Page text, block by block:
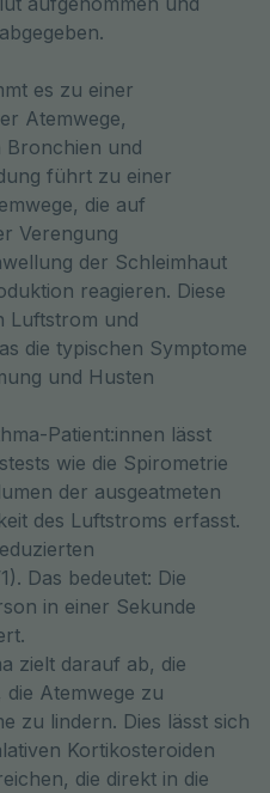
es zu einer
Atemwege,
Bronchien und
führt zu einer
die auf
Verengung
der Schleimhaut
reagieren. Diese
Luftstrom und
die typischen Symptome
und Husten
Patient:innen lässt
wie die Spirometrie
der ausgeatmeten
des Luftstroms erfasst.
Das bedeutet: Die
in einer Sekunde
zielt darauf ab, die
Atemwege zu
zu lindern. Dies lässt sich
Kortikosteroiden
die direkt in die